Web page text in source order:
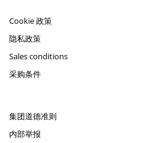
Cookie 政策
隐私政策
Sales conditions
采购条件
集团道德准则
内部举报